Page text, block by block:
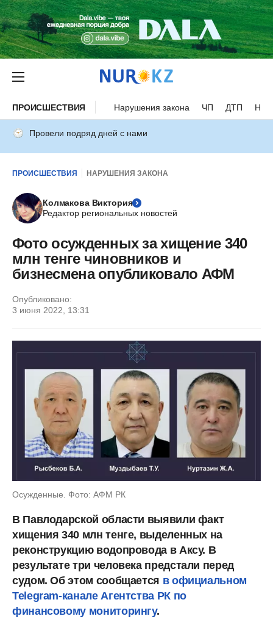
ПРОИСШЕСТВИЯ Нарушения закона ЧП ДТП
Провели подряд дней с нами
ПРОИСШЕСТВИЯ НАРУШЕНИЯ ЗАКОНА
Колмакова Виктория
Редактор региональных новостей
Фото осужденных за хищение 340
млн тенге чиновников и
бизнесмена опубликовало АФМ
Опубликовано:
3 июня 2022, 13:31
Осужденные. Фото: АФМ РК
В Павлодарской области выявили факт
хищения 340 млн тенге, выделенных на
реконструкцию водопровода в Аксу. В
результате три человека предстали перед
судом. Об этом сообщается в официальном
Telegram-канале Агентства РК по
финансовому мониторингу.